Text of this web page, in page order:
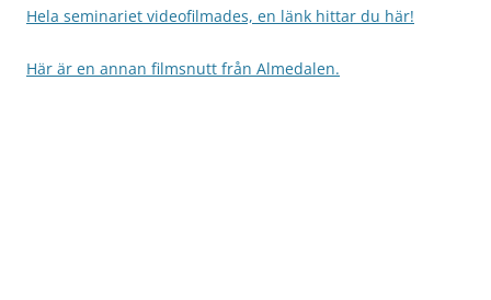
Hela seminariet videofilmades, en länk hittar du här!
Här är en annan filmsnutt från Almedalen.